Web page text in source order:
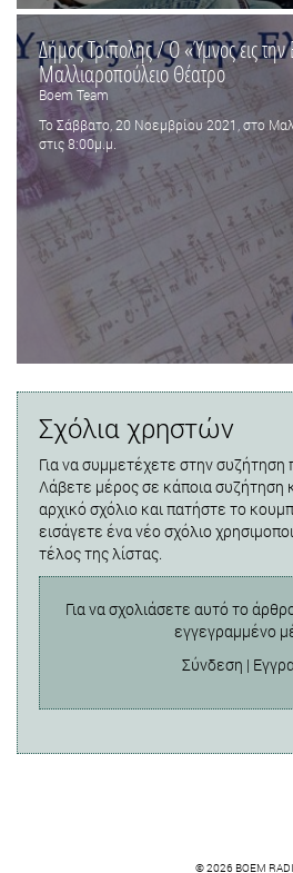
Δήμος Τρίπολης / Ο «Ύμνος εις την
Μαλλιαροπούλειο Θέατρο
Boem Team
Το Σάββατο, 20 Νοεμβρίου 2021, στο
στις 8:00μ.μ.
Σχόλια χρηστών
Για να συμμετέχετε στην συζήτηση
Λάβετε μέρος σε κάποια συζήτηση
αρχικό σχόλιο και πατήστε το
εισάγετε ένα νέο σχόλιο
τέλος της λίστας.
Για να σχολιάσετε αυτό το
εγγεγραμμένο
Σύνδεση |
© 2026 BOEM